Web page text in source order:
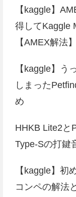
【kaggle】
得してKaggle
【AMEX解法】
【kaggle】う
しまった
め
HHKB Lite2と
Type-Sの打鍵
【kaggle】初
コンペの解法